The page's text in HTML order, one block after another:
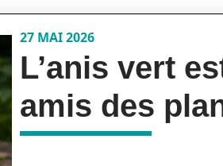
27 MAI 2026
L’anis vert
amis des